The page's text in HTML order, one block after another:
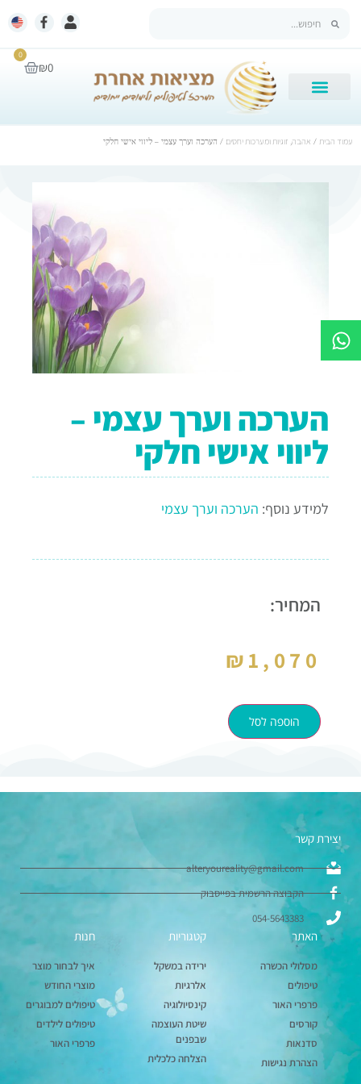
₪0
0
עמוד הבית / אהבה, זוגיות ומערכות יחסים / הערכה וערך עצמי – ליווי אישי חלקי
הערכה וערך עצמי –
ליווי אישי חלקי
למידע נוסף: הערכה וערך עצמי
המחיר:
₪1,070
הוספה לסל
יצירת קשר
alteryoureality@gmail.com
הקבוצה הרשמית בפייסבוק
054-5643383
האתר
מסלולי הכשרה
טיפולים
פרפרי האור
קורסים
סדנאות
הצהרת נגישות
קטגוריות
ירידה במשקל
אלרגיות
קינסיולוגיה
שיטת העוצמה
שבפנים
הצלחה כלכלית
חנות
איך לבחור מוצר
מוצרי החודש
טיפולים למבוגרים
טיפולים לילדים
פרפרי האור